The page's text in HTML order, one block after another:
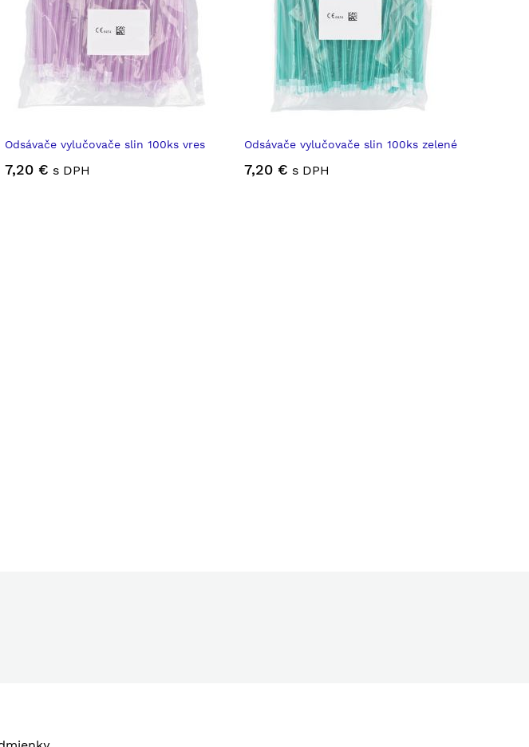
Odsávače vylučovače slin 100ks vres
7,20 € s DPH
Odsávače vylučovače slin 100ks zelené
7,20 € s DPH